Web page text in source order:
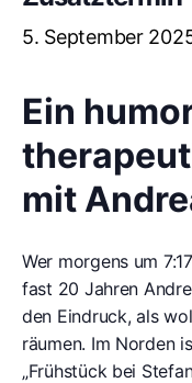
5. September
Ein
mit
Wer morgens um
fast 20 Jahren
den Eindruck, als
räumen. Im Norden
„Frühstück bei